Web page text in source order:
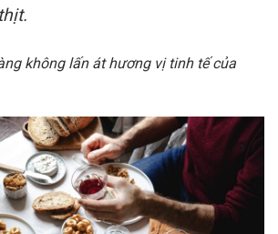
không lấn át hương vị tinh tế của